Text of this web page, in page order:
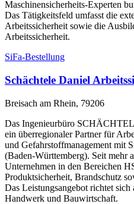
Maschinensicherheits-Experten
Das Tätigkeitsfeld umfasst die
Arbeitssicherheit sowie die
Arbeitssicherheit.
SiFa-Bestellung
Schächtele Daniel
Breisach am Rhein, 79206
Das Ingenieurbüro
ein überregionaler Partner für
und Gefahrstoffmanagement mit
(Baden-Württemberg). Seit mehr
Unternehmen in den Bereichen
Produktsicherheit, Brandschutz
Das Leistungsangebot richtet sich
Handwerk und Bauwirtschaft.